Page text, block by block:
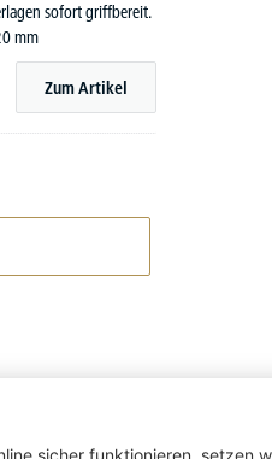
sofort griffbereit.
mm
Zum Artikel